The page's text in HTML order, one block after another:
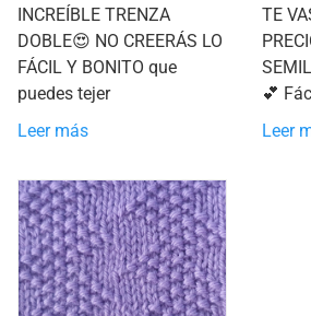
INCREÍBLE TRENZA
DOBLE😍 NO CREERÁS LO
FÁCIL Y BONITO que
puedes tejer
Leer más
TE
💕
Leer